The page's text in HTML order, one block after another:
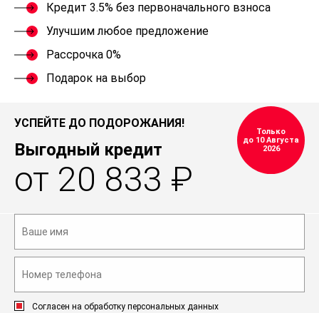
Кредит 3.5% без первоначального взноса
Улучшим любое предложение
Рассрочка 0%
Подарок на выбор
УСПЕЙТЕ ДО ПОДОРОЖАНИЯ!
Выгодный кредит
от 20 833 ₽
Только
до 10 Августа
2026
Согласен на обработку персональных данных